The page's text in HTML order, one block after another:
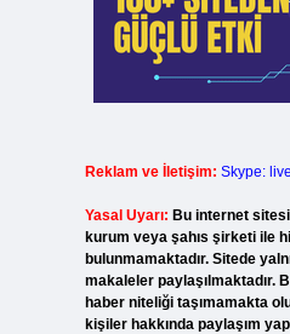
Reklam ve İletişim: Skype:
Yasal Uyarı: Bu internet
kurum veya şahıs şirketi ile
bulunmamaktadır. Sitede
makaleler paylaşılmaktadır.
haber niteliği taşımamakta
kişiler hakkında paylaşım